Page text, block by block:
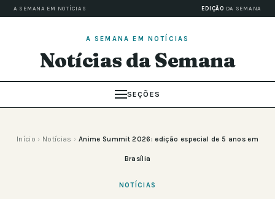
A SEMANA EM NOTÍCIAS EDIÇÃO DA SEMANA
A SEMANA EM NOTÍCIAS
Notícias da Semana
SEÇÕES
Início › Notícias › Anime Summit 2026: edição especial de 5 anos em
Brasília
NOTÍCIAS